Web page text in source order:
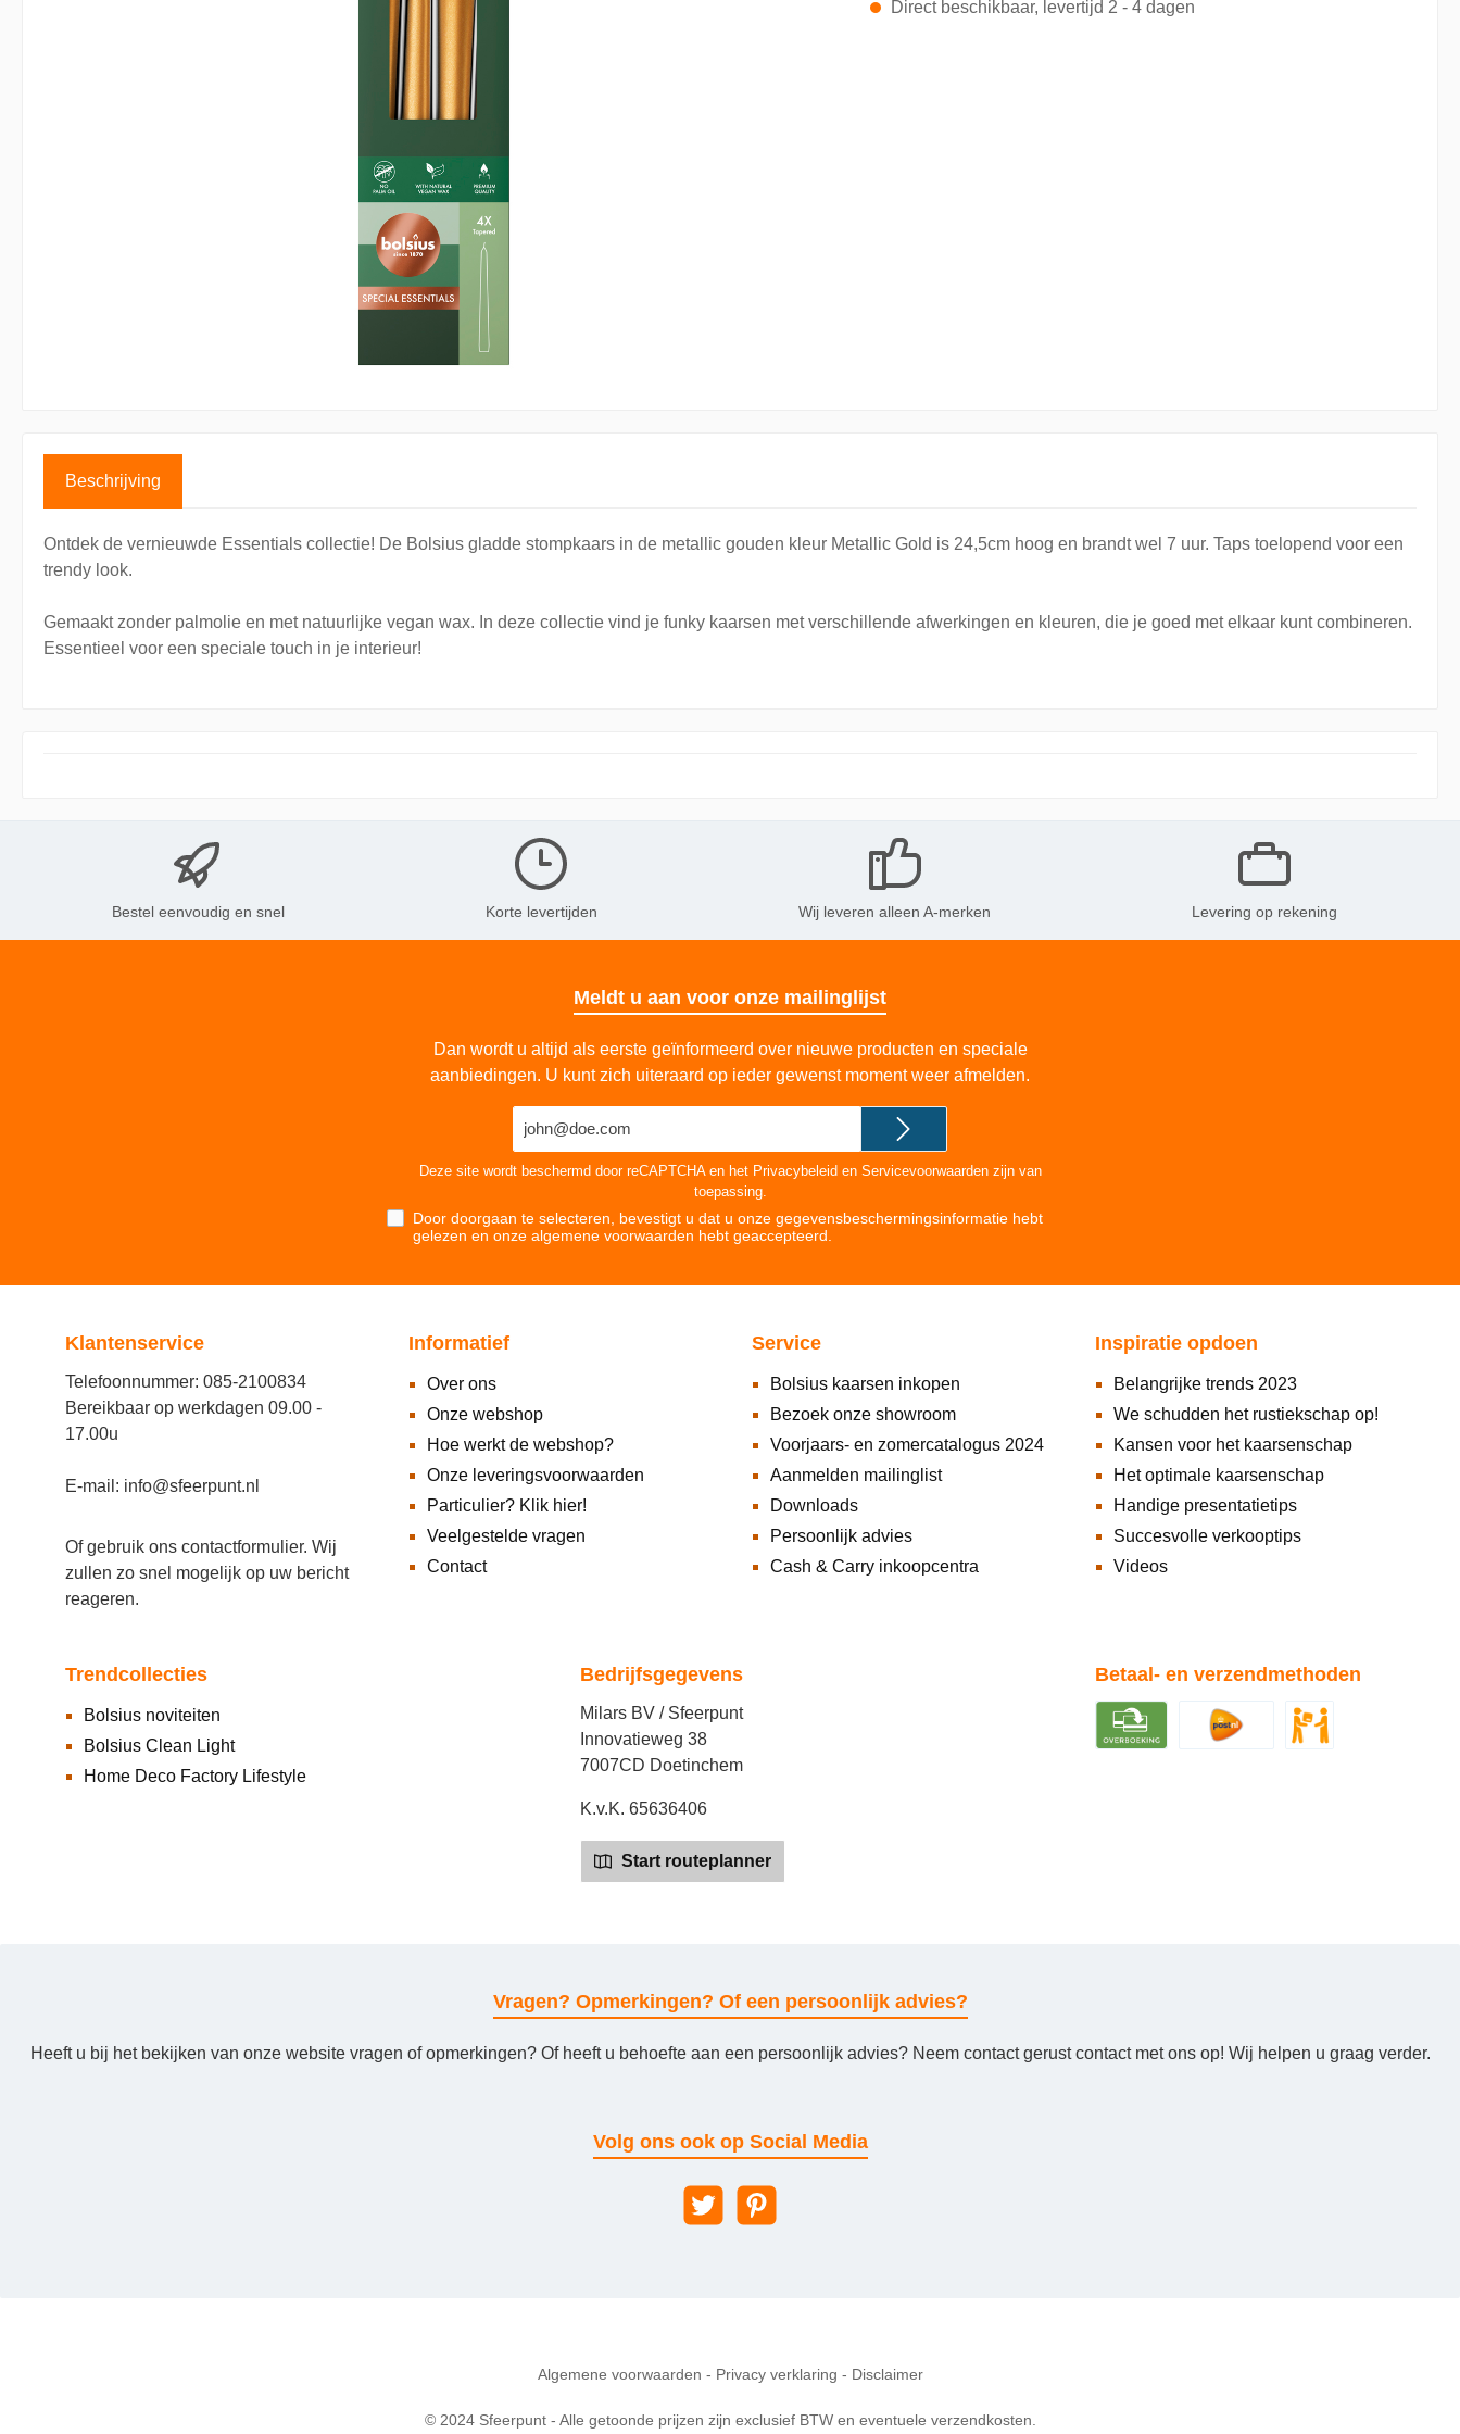
Displays
Direct beschikbaar, levertijd 2 - 4 dagen
Beschrijving
Ontdek de vernieuwde Essentials collectie! De Bolsius gladde stompkaars in de metallic gouden kleur Metallic Gold is 24,5cm hoog en brandt wel 7 uur. Taps toelopend voor een
trendy look.
Gemaakt zonder palmolie en met natuurlijke vegan wax. In deze collectie vind je funky kaarsen met verschillende afwerkingen en kleuren, die je goed met elkaar kunt combineren.
Essentieel voor een speciale touch in je interieur!
Bestel eenvoudig en snel Korte levertijden Wij leveren alleen A-merken Levering op rekening
Meldt u aan voor onze mailinglijst
Dan wordt u altijd als eerste geïnformeerd over nieuwe producten en speciale
aanbiedingen. U kunt zich uiteraard op ieder gewenst moment weer afmelden.
Deze site wordt beschermd door reCAPTCHA en het Privacybeleid en Servicevoorwaardenzijn van
toepassing.
Door doorgaan te selecteren, bevestigt u dat u onze gegevensbeschermingsinformatie hebt
gelezen en onze algemene voorwaarden hebt geaccepteerd
Klantenservice
Telefoonnummer: 085-2100834
Bereikbaar op werkdagen 09.00 -
17.00u
E-mail: info@sfeerpunt.nl
Of gebruik ons contactformulier. Wij
zullen zo snel mogelijk op uw bericht
reageren.
Informatief
Over ons
Onze webshop
Hoe werkt de webshop?
Onze leveringsvoorwaarden
Particulier? Klik hier!
Veelgestelde vragen
Contact
Service
Bolsius kaarsen inkopen
Bezoek onze showroom
Voorjaars- en zomercatalogus 2024
Aanmelden mailinglist
Downloads
Persoonlijk advies
Cash & Carry inkoopcentra
Inspiratie opdoen
Belangrijke trends 2023
We schudden het rustiekschap op!
Kansen voor het kaarsenschap
Het optimale kaarsenschap
Handige presentatietips
Succesvolle verkooptips
Videos
Trendcollecties
Bolsius noviteiten
Bolsius Clean Light
Home Deco Factory Lifestyle
Bedrijfsgegevens
Milars BV / Sfeerpunt
Innovatieweg 38
7007CD Doetinchem
K.v.K. 65636406
Start routeplanner
Betaal- en verzendmethoden
Vragen? Opmerkingen? Of een persoonlijk advies?
Heeft u bij het bekijken van onze website vragen of opmerkingen? Of heeft u behoefte aan een persoonlijk advies? Neem contact gerust contact met ons op! Wij helpen u graag verder.
Volg ons ook op Social Media
Algemene voorwaarden - Privacy verklaring - Disclaimer
© 2024 Sfeerpunt - Alle getoonde prijzen zijn exclusief BTW en eventuele verzendkosten.